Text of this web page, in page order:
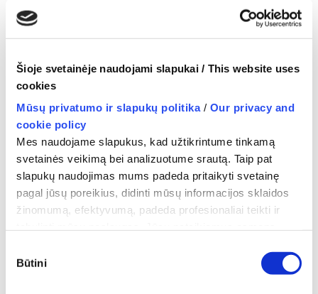
Šioje svetainėje naudojami slapukai / This website uses
cookies
Mūsų privatumo ir slapukų politika/ Our privacy and
cookie policy
Mes naudojame slapukus, kad užtikrintume tinkamą
svetainės veikimą bei analizuotume srautą. Taip pat
slapukų naudojimas mums padeda pritaikyti svetainę
pagal jūsų poreikius, didinti mūsų informacijos sklaidos
žinomumą, efektyvumą, padeda profesionaliai teikti ir
politika ir atitinkamais asmens duomenų saugos teisės
pasirinkimas
Būtini
← System For Manual Control of Handheld Device
That is Out of User’s Direct Vision